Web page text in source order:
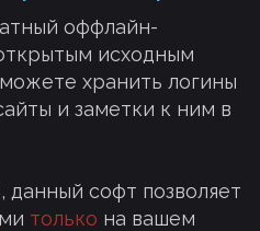
оффлайн-
исходным
хранить логины
и заметки к ним в
данный софт позволяет
только на вашем